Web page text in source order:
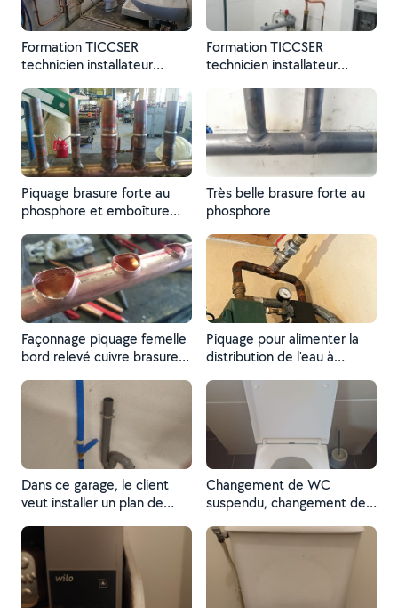
Formation TICCSER
technicien installateur
sanitaire et énergie
renouvelable RGE
Formation TICCSER
technicien installateur
sanitaire et énergie
renouvelable.
Piquage brasure forte au
phosphore et emboîture
Très belle brasure forte au
phosphore
Façonnage piquage femelle
bord relevé cuivre brasure
Piquage pour alimenter la
distribution de l'eau à
du forage venait du sable.
Dans ce garage, le client
veut installer un plan de
vaisselle. Photo avant
modification.
Changement de WC
suspendu, changement de